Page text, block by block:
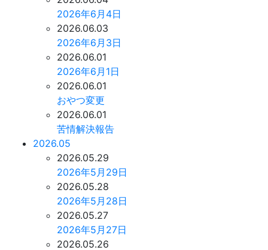
2026年6月4日
2026.06.03
2026年6月3日
2026.06.01
2026年6月1日
2026.06.01
おやつ変更
2026.06.01
苦情解決報告
2026.05
2026.05.29
2026年5月29日
2026.05.28
2026年5月28日
2026.05.27
2026年5月27日
2026.05.26